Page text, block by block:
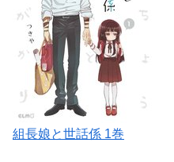
組長娘と世話係 1巻